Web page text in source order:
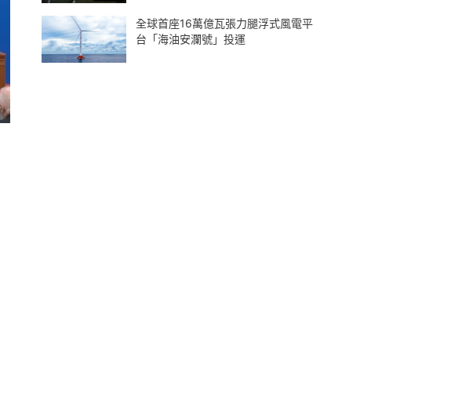
全球首座16萬億瓦張力腿浮式風電平
台「海油安瀾號」投運